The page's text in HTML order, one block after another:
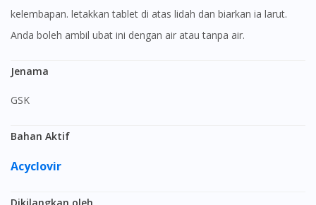
kelembapan. letakkan tablet di atas lidah dan biarkan ia larut.
Anda boleh ambil ubat ini dengan air atau tanpa air.
Jenama
GSK
Bahan Aktif
Acyclovir